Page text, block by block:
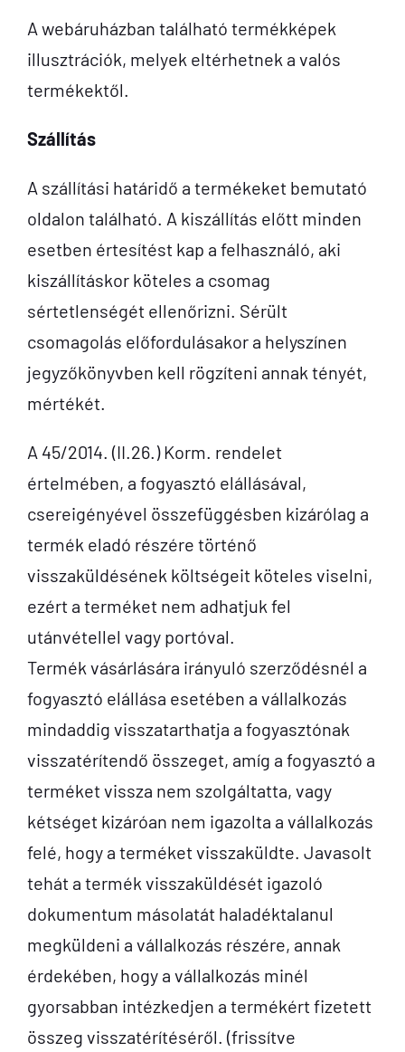
A webáruházban található termékképek
illusztrációk, melyek eltérhetnek a valós
termékektől.
Szállítás
A szállítási határidő a termékeket bemutató
oldalon található. A kiszállítás előtt minden
esetben értesítést kap a felhasználó, aki
kiszállításkor köteles a csomag
sértetlenségét ellenőrizni. Sérült
csomagolás előfordulásakor a helyszínen
jegyzőkönyvben kell rögzíteni annak tényét,
mértékét.
A 45/2014. (II.26.) Korm. rendelet
értelmében, a fogyasztó elállásával,
csereigényével összefüggésben kizárólag a
termék eladó részére történő
visszaküldésének költségeit köteles viselni,
ezért a terméket nem adhatjuk fel
utánvétellel vagy portóval.
Termék vásárlására irányuló szerződésnél a
fogyasztó elállása esetében a vállalkozás
mindaddig visszatarthatja a fogyasztónak
visszatérítendő összeget, amíg a fogyasztó a
terméket vissza nem szolgáltatta, vagy
kétséget kizáróan nem igazolta a vállalkozás
felé, hogy a terméket visszaküldte. Javasolt
tehát a termék visszaküldését igazoló
dokumentum másolatát haladéktalanul
megküldeni a vállalkozás részére, annak
érdekében, hogy a vállalkozás minél
gyorsabban intézkedjen a termékért fizetett
összeg visszatérítéséről. (frissítve